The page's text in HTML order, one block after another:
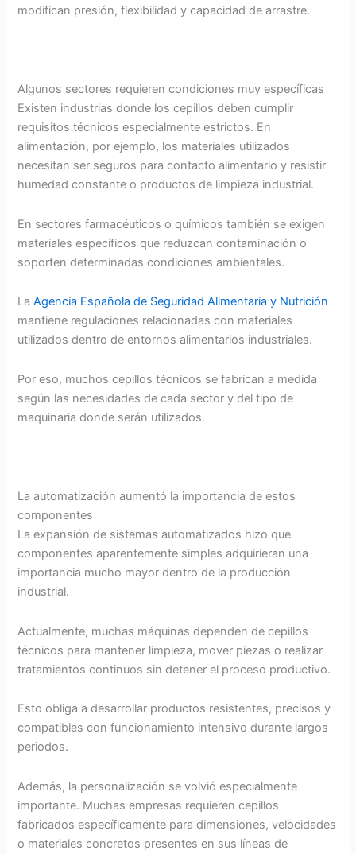
modifican presión, flexibilidad y capacidad de arrastre.
Algunos sectores requieren condiciones muy específicas
Existen industrias donde los cepillos deben cumplir
requisitos técnicos especialmente estrictos. En
alimentación, por ejemplo, los materiales utilizados
necesitan ser seguros para contacto alimentario y resistir
humedad constante o productos de limpieza industrial.
En sectores farmacéuticos o químicos también se exigen
materiales específicos que reduzcan contaminación o
soporten determinadas condiciones ambientales.
LaAgencia Española de Seguridad Alimentaria y Nutrición
mantiene regulaciones relacionadas con materiales
utilizados dentro de entornos alimentarios industriales.
Por eso, muchos cepillos técnicos se fabrican a medida
según las necesidades de cada sector y del tipo de
maquinaria donde serán utilizados.
La automatización aumentó la importancia de estos
componentes
La expansión de sistemas automatizados hizo que
componentes aparentemente simples adquirieran una
importancia mucho mayor dentro de la producción
industrial.
Actualmente, muchas máquinas dependen de cepillos
técnicos para mantener limpieza, mover piezas o realizar
tratamientos continuos sin detener el proceso productivo.
Esto obliga a desarrollar productos resistentes, precisos y
compatibles con funcionamiento intensivo durante largos
periodos.
Además, la personalización se volvió especialmente
importante. Muchas empresas requieren cepillos
fabricados específicamente para dimensiones, velocidades
o materiales concretos presentes en sus líneas de